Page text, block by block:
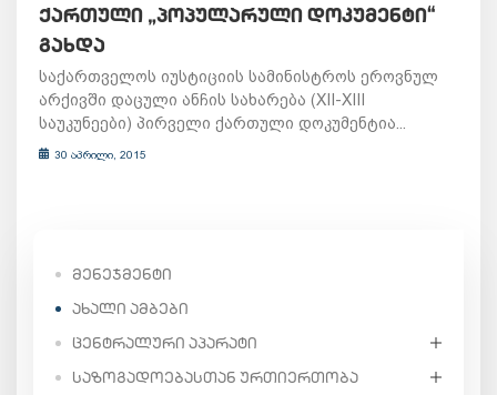
ᲥᲐᲠᲗᲣᲚᲘ „ᲞᲝᲞᲣᲚᲐᲠᲣᲚᲘ ᲓᲝᲙᲣᲛᲔᲜᲢᲘ“
ᲒᲐᲮᲓᲐ
საქართველოს იუსტიციის სამინისტროს ეროვნულ
არქივში დაცული ანჩის სახარება (XII-XIII
საუკუნეები) პირველი ქართული დოკუმენტია...
30 აპრილი, 2015
ᲛᲔᲜᲔᲯᲛᲔᲜᲢᲘ
ᲐᲮᲐᲚᲘ ᲐᲛᲑᲔᲑᲘ
ᲪᲔᲜᲢᲠᲐᲚᲣᲠᲘ ᲐᲞᲐᲠᲐᲢᲘ
ᲡᲐᲖᲝᲒᲐᲓᲝᲔᲑᲐᲡᲗᲐᲜ ᲣᲠᲗᲘᲔᲠᲗᲝᲑᲐ